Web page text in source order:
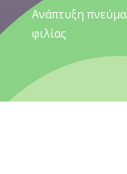
Ανάπτυξη
φιλίας